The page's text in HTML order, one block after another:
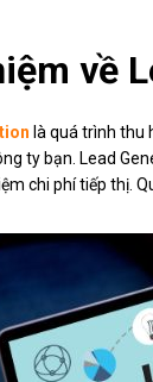
về
là quá trình thu
ty bạn. Lead
chi phí tiếp thị.